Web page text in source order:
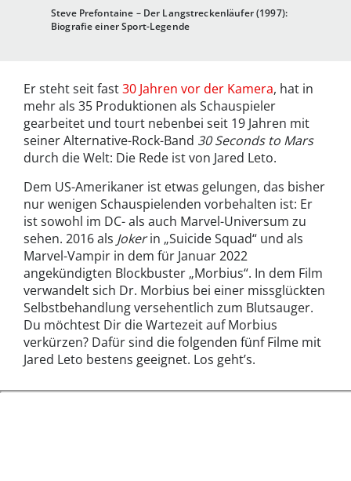
Steve Prefontaine – Der Langstreckenläufer (1997):
Biografie einer Sport-Legende
Er steht seit fast30 Jahren vor der Kamera, hat in
mehr als 35 Produktionen als Schauspieler
gearbeitet und tourt nebenbei seit 19 Jahren mit
seiner Alternative-Rock-Band 30 Seconds to Mars
durch die Welt: Die Rede ist von Jared Leto.
Dem US-Amerikaner ist etwas gelungen, das bisher
nur wenigen Schauspielenden vorbehalten ist: Er
ist sowohl im DC- als auch Marvel-Universum zu
sehen. 2016 als Jokerin „Suicide Squad“ und als
Marvel-Vampir in dem für Januar 2022
angekündigten Blockbuster „Morbius“. In dem Film
verwandelt sich Dr. Morbius bei einer missglückten
Selbstbehandlung versehentlich zum Blutsauger.
Du möchtest Dir die Wartezeit auf Morbius
verkürzen? Dafür sind die folgenden fünf Filme mit
Jared Leto bestens geeignet. Los geht’s.